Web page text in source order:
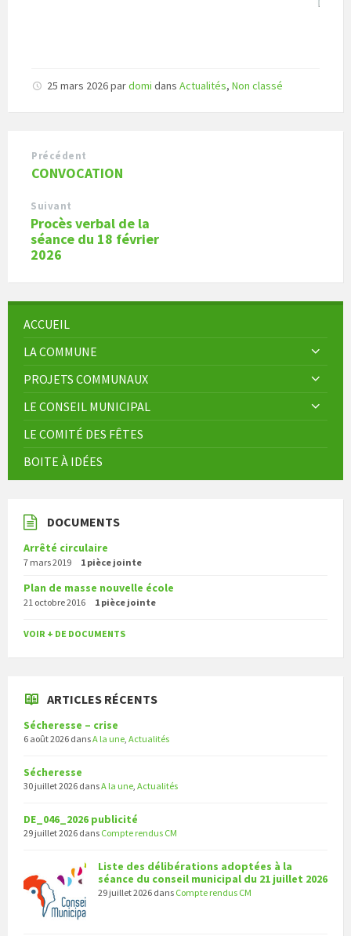
25 mars 2026pardomi dans Actualités, Non classé
Précédent
CONVOCATION
Suivant
Procès verbal de la
séance du 18 février
2026
ACCUEIL
LA COMMUNE
PROJETS COMMUNAUX
LE CONSEIL MUNICIPAL
LE COMITÉ DES FÊTES
BOITE À IDÉES
DOCUMENTS
Arrêté circulaire
7 mars 2019 1 pièce jointe
Plan de masse nouvelle école
21 octobre 2016 1 pièce jointe
VOIR + DE DOCUMENTS
ARTICLES RÉCENTS
Sécheresse – crise
6 août 2026 dansA la une, Actualités
Sécheresse
30 juillet 2026 dansA la une, Actualités
DE_046_2026 publicité
29 juillet 2026 dans Compte rendus CM
Liste des délibérations adoptées à la
séance du conseil municipal du 21 juillet 2026
29 juillet 2026 dans Compte rendus CM